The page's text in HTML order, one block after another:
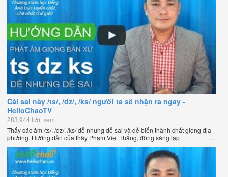
Cái sai này /ts/, /dz/, /ks/ người ta sẽ nhận ra ngay -
HelloChaoTV
283,944 lượt xem
Thấy các âm /ts/, /dz/, /ks/ dễ nhưng dễ sai và dễ biến thành chất giọng địa
phương. Hướng dẫn của thầy Phạm Việt Thắng, đồng sáng lập
HelloChao.vn - Chương trình dạy tiếng Anh trực tuyến chặt chẽ nhất thế
giới.